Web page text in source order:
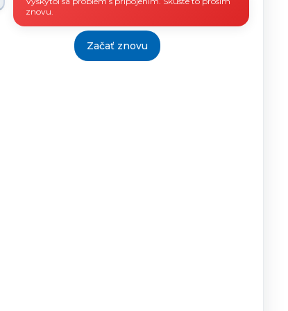
znovu.
Začať znovu